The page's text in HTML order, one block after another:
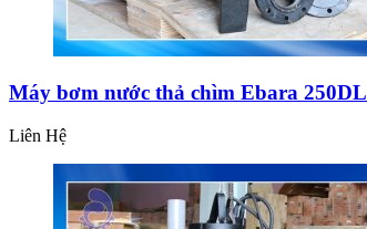
Máy bơm nước thả chìm Ebara 250DL
Liên Hệ